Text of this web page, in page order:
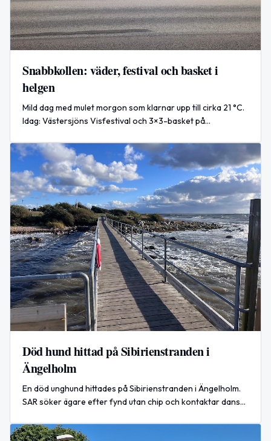
Snabbkollen: väder, festival och basket i
helgen
Mild dag med mulet morgon som klarnar upp till cirka 21 °C.
Idag: Västersjöns Visfestival och 3×3-basket på
Hormuzsundet.
Död hund hittad på Sibirienstranden i
Ängelholm
En död unghund hittades på Sibirienstranden i Ängelholm.
SAR söker ägare efter fynd utan chip och kontaktar dansk